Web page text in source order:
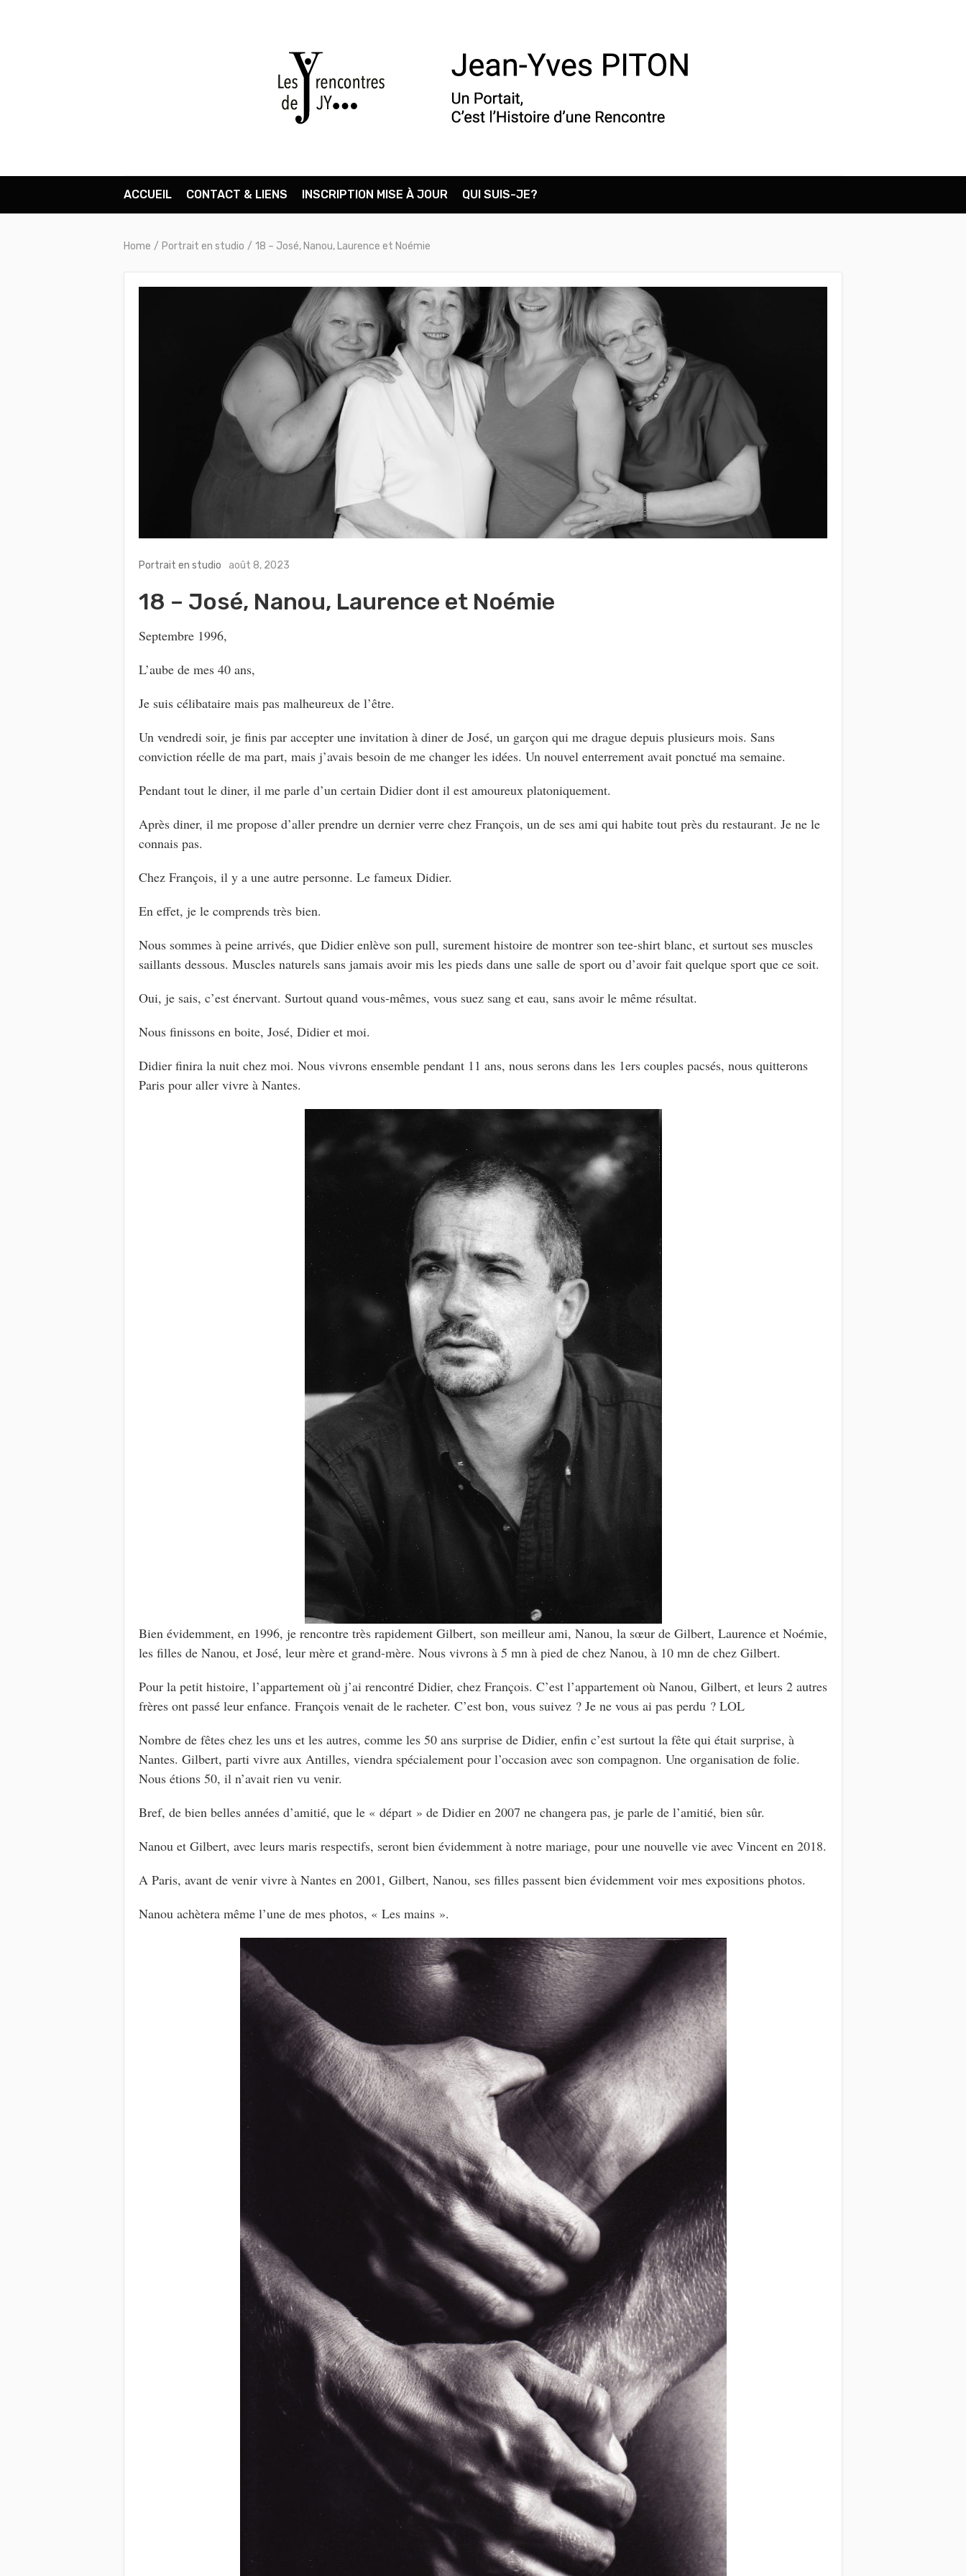
ACCUEIL CONTACT & LIENS INSCRIPTION MISE À JOUR QUI SUIS-JE?
Home / Portrait en studio / 18 – José, Nanou, Laurence et Noémie
Portrait en studio août 8, 2023
18 – José, Nanou, Laurence et Noémie
Septembre 1996,
L’aube de mes 40 ans,
Je suis célibataire mais pas malheureux de l’être.
Un vendredi soir, je finis par accepter une invitation à diner de José, un garçon qui me drague depuis plusieurs mois. Sans
conviction réelle de ma part, mais j’avais besoin de me changer les idées. Un nouvel enterrement avait ponctué ma semaine.
Pendant tout le diner, il me parle d’un certain Didier dont il est amoureux platoniquement.
Après diner, il me propose d’aller prendre un dernier verre chez François, un de ses ami qui habite tout près du restaurant. Je ne le
connais pas.
Chez François, il y a une autre personne. Le fameux Didier.
En effet, je le comprends très bien.
Nous sommes à peine arrivés, que Didier enlève son pull, surement histoire de montrer son tee-shirt blanc, et surtout ses muscles
saillants dessous. Muscles naturels sans jamais avoir mis les pieds dans une salle de sport ou d’avoir fait quelque sport que ce soit.
Oui, je sais, c’est énervant. Surtout quand vous-mêmes, vous suez sang et eau, sans avoir le même résultat.
Nous finissons en boite, José, Didier et moi.
Didier finira la nuit chez moi. Nous vivrons ensemble pendant 11 ans, nous serons dans les 1ers couples pacsés, nous quitterons
Paris pour aller vivre à Nantes.
Bien évidemment, en 1996, je rencontre très rapidement Gilbert, son meilleur ami, Nanou, la sœur de Gilbert, Laurence et Noémie,
les filles de Nanou, et José, leur mère et grand-mère. Nous vivrons à 5 mn à pied de chez Nanou, à 10 mn de chez Gilbert.
Pour la petit histoire, l’appartement où j’ai rencontré Didier, chez François. C’est l’appartement où Nanou, Gilbert, et leurs 2 autres
frères ont passé leur enfance. François venait de le racheter. C’est bon, vous suivez ? Je ne vous ai pas perdu ? LOL
Nombre de fêtes chez les uns et les autres, comme les 50 ans surprise de Didier, enfin c’est surtout la fête qui était surprise, à
Nantes. Gilbert, parti vivre aux Antilles, viendra spécialement pour l’occasion avec son compagnon. Une organisation de folie.
Nous étions 50, il n’avait rien vu venir.
Bref, de bien belles années d’amitié, que le « départ » de Didier en 2007 ne changera pas, je parle de l’amitié, bien sûr.
Nanou et Gilbert, avec leurs maris respectifs, seront bien évidemment à notre mariage, pour une nouvelle vie avec Vincent en 2018.
A Paris, avant de venir vivre à Nantes en 2001, Gilbert, Nanou, ses filles passent bien évidemment voir mes expositions photos.
Nanou achètera même l’une de mes photos, « Les mains ».